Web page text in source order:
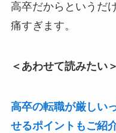
高卒だからというだ
痛すぎます。
＜あわせて読みたい＞
高卒の転職が厳しい
せるポイントもご紹